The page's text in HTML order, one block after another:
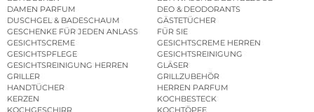
DAMEN PARFUM
DEO & DEODORANTS
DUSCHGEL & BADESCHAUM
GÄSTETÜCHER
GESCHENKE FÜR JEDEN ANLASS
FÜR SIE
GESICHTSCREME
GESICHTSCREME HERREN
GESICHTSPFLEGE
GESICHTSREINIGUNG
GESICHTSREINIGUNG HERREN
GLÄSER
GRILLER
GRILLZUBEHÖR
HANDTÜCHER
HERREN PARFUM
KERZEN
KOCHBESTECK
KOCHGESCHIRR
KOCHTÖPFE